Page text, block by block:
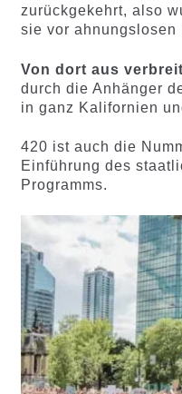
zurückgekehrt, also
sie vor ahnungslosen
Von dort aus
durch die Anhänger
in ganz Kalifornien
420 ist auch die
Einführung des
Programms.